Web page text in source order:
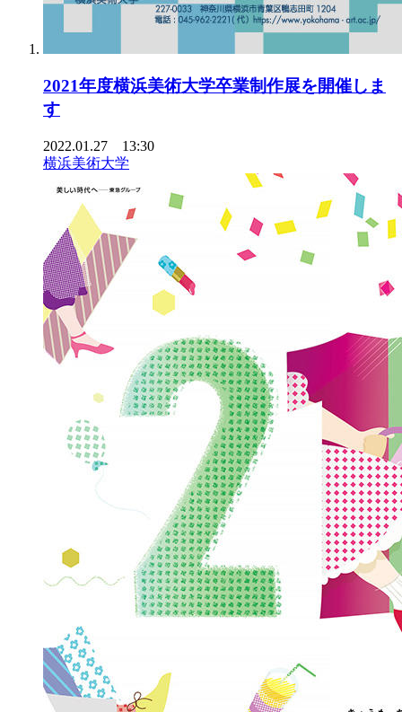
2021年度横浜美術大学卒業制作展を開催しま
す
2022.01.27 13:30
横浜美術大学